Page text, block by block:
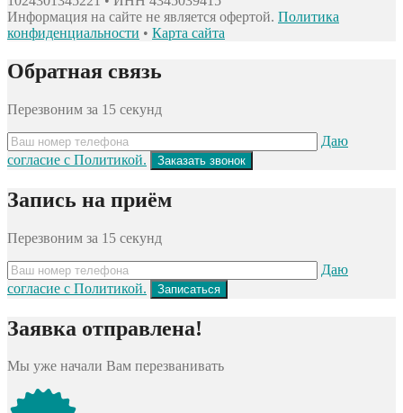
Информация на сайте не является офертой. Политика
конфиденциальности • Карта сайта
Обратная связь
Перезвоним за 15 секунд
Даю
согласие с Политикой.
Запись на приём
Перезвоним за 15 секунд
Даю
согласие с Политикой.
Заявка отправлена!
Мы уже начали Вам перезванивать